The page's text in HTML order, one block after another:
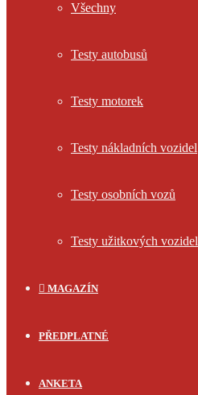
Všechny
Testy autobusů
Testy motorek
Testy nákladních vozidel
Testy osobních vozů
Testy užitkových vozidel
MAGAZÍN
PŘEDPLATNÉ
ANKETA